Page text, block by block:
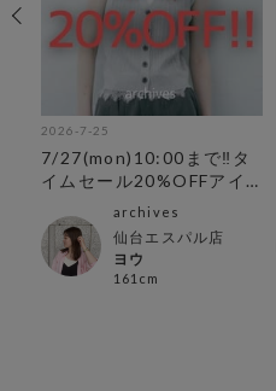
2026-7-25
7/27(mon)10:00まで‼︎タ
イムセール20%OFFアイ
archives
仙台エスパル店
ヨウ
161cm